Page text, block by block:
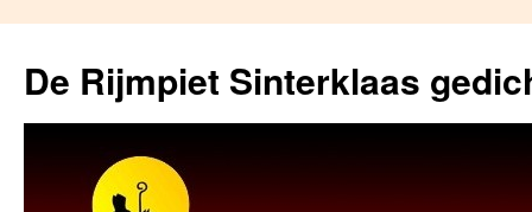
content
De Rijmpiet Sinterklaas